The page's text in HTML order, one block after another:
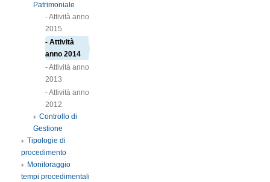
Patrimoniale
- Attività anno
2015
- Attività
anno 2014
- Attività anno
2013
- Attività anno
2012
Controllo di
Gestione
Tipologie di
procedimento
Monitoraggio
tempi procedimentali